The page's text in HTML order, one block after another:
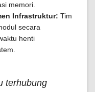
memori.
Infrastruktur: Tim
secara
henti
terhubung